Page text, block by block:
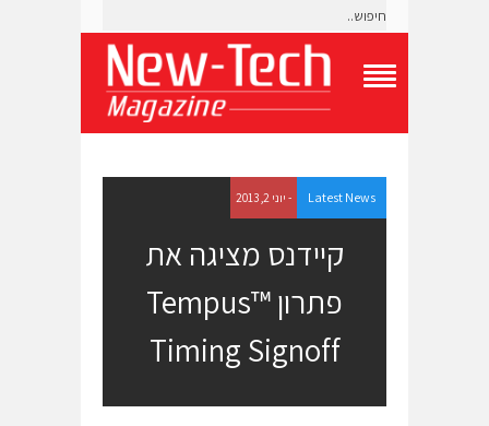
g
l
e
N
M
Latest News - יוני 2, 2013
קיידנס מציגה את
פתרון Tempus™
Timing Signoff